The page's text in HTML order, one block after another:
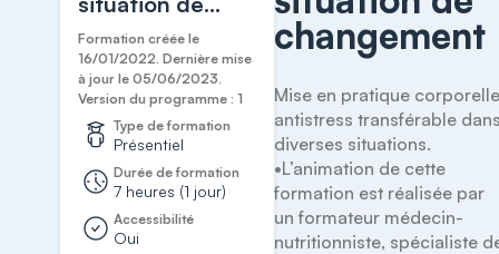
changement
Formation créée le
16/01/2022. Dernière mise
à jour le 05/06/2023.
Version du programme : 1
Type de formation
Présentiel
Durée de formation
7 heures (1 jour)
Accessibilité
Oui
changement
Mise en pratique
antistress transférable
diverses situations.
•L’animation de cette
formation est réalisée par
un formateur médecin-
nutritionniste, spécialiste